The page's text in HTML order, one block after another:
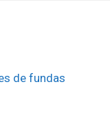
de fundas